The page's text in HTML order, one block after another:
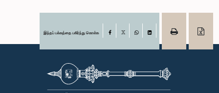
இந்தப் பக்கத்தை பகிர்ந்து கொள்க Facebook